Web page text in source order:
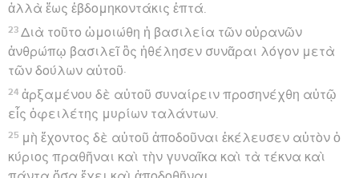
ἀλλὰ ἕως ἑβδομηκοντάκις ἑπτά.
23 Διὰ τοῦτο ὡμοιώθη ἡ βασιλεία τῶν οὐρανῶν
ἀνθρώπῳ βασιλεῖ ὃς ἠθέλησεν συνᾶραι λόγον μετὰ
τῶν δούλων αὐτοῦ·
24 ἀρξαμένου δὲ αὐτοῦ συναίρειν προσηνέχθη αὐτῷ
εἷς ὀφειλέτης μυρίων ταλάντων.
25 μὴ ἔχοντος δὲ αὐτοῦ ἀποδοῦναι ἐκέλευσεν αὐτὸν ὁ
κύριος πραθῆναι καὶ τὴν γυναῖκα καὶ τὰ τέκνα καὶ